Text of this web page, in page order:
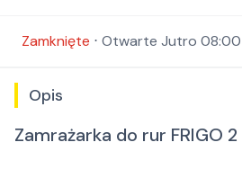
Zamknięte ⋅ Otwarte Jutro 08:00
Opis
Zamrażarka do rur FRIGO 2